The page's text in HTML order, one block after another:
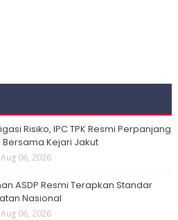
Risiko, IPC TPK Resmi Perpanjang
Bersama Kejari Jakut
Aug 06, 2026
ASDP Resmi Terapkan Standar
Nasional
Aug 06, 2026